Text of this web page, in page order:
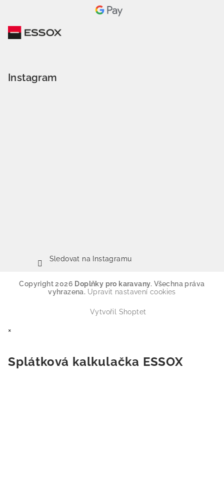
Instagram
Sledovat na Instagramu
Copyright 2026 Doplňky pro karavany. Všechna práva
vyhrazena. Upravit nastavení cookies
Vytvořil Shoptet
×
Splátková kalkulačka ESSOX